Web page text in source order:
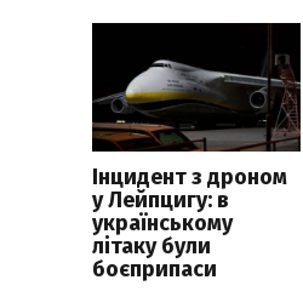
Інцидент з дроном
у Лейпцигу: в
українському
літаку були
боєприпаси